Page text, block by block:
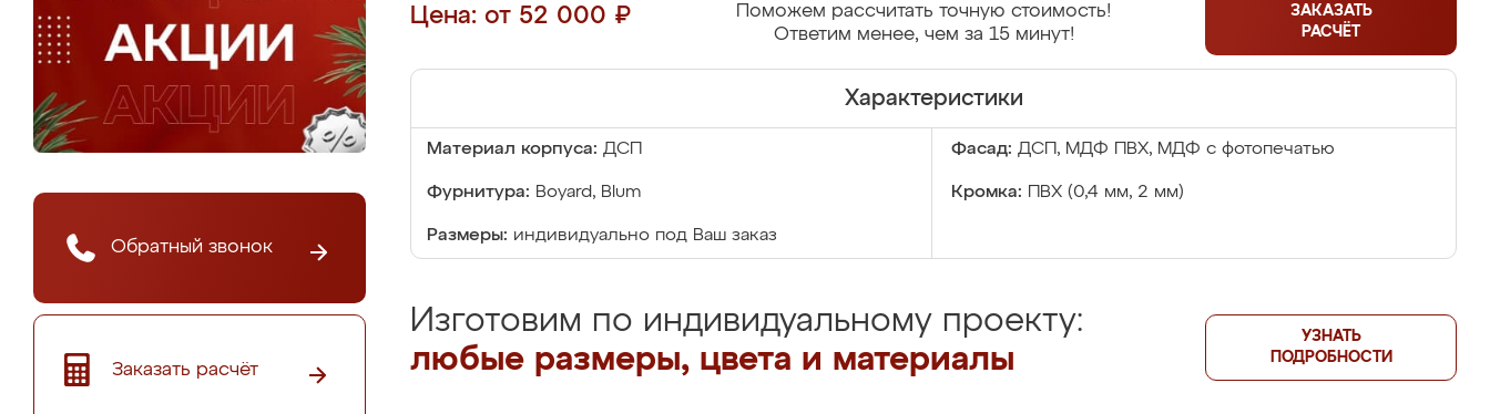
Обратный звонок
Заказать расчёт
Цена: от 52 000 ₽
Поможем рассчитать точную стоимость!
Ответим менее, чем за 15 минут!
ЗАКАЗАТЬ
РАСЧЁТ
Характеристики
Материал корпуса: ДСП Фасад: ДСП, МДФ ПВХ, МДФ с фотопечатью
Фурнитура: Boyard, Blum Кромка: ПВХ (0,4 мм, 2 мм)
Размеры: индивидуально под Ваш заказ
Изготовим по индивидуальному проекту:
любые размеры, цвета и материалы
УЗНАТЬ
ПОДРОБНОСТИ